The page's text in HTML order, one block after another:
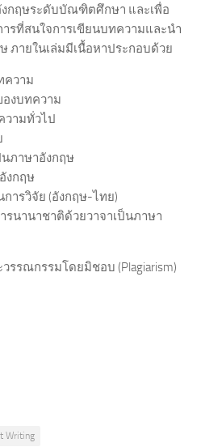
กฤษระดับบัณฑิตศึกษา และเพื่อ
รที่สนใจการเขียนบทความและนำ
ภายในเล่มมีเนื้อหาประกอบด้วย
ความ
งบทความ
ามทั่วไป
ภาษาอังกฤษ
งกฤษ
การวิจัย (อังกฤษ-ไทย)
รนานาชาติด้วยวาจาเป็นภาษา
รรณกรรมโดยมิชอบ (Plagiarism)
Writing